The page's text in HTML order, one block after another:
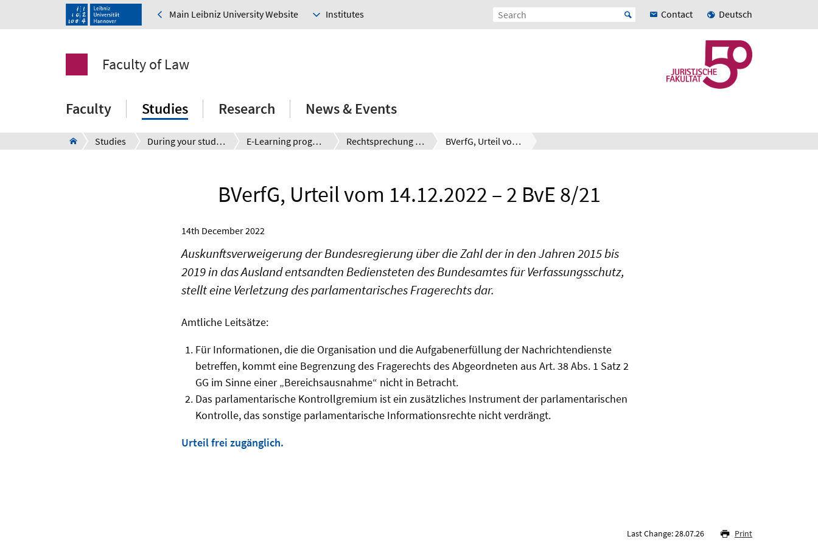
Main Leibniz University Website Institutes Contact Deutsch
Faculty of Law
Faculty Studies Research News & Events
Studies During your studies E-Learning programmes Rechtsprechung kompakt BVerfG, Urteil vom 14.12.2022 – 2 BvE 8/21
BVerfG, Urteil vom 14.12.2022 – 2 BvE 8/21
14th December 2022
Auskunftsverweigerung der Bundesregierung über die Zahl der in den Jahren 2015 bis
2019 in das Ausland entsandten Bediensteten des Bundesamtes für Verfassungsschutz,
stellt eine Verletzung des parlamentarisches Fragerechts dar.
Amtliche Leitsätze:
Für Informationen, die die Organisation und die Aufgabenerfüllung der Nachrichtendienste
betreffen, kommt eine Begrenzung des Fragerechts des Abgeordneten aus Art. 38 Abs. 1 Satz 2
GG im Sinne einer „Bereichsausnahme“ nicht in Betracht.
Das parlamentarische Kontrollgremium ist ein zusätzliches Instrument der parlamentarischen
Kontrolle, das sonstige parlamentarische Informationsrechte nicht verdrängt.
Urteil frei zugänglich.
Last Change: 28.07.26 Print